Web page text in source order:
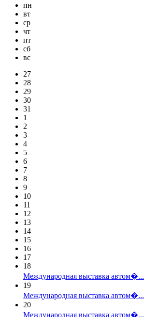
пн
вт
ср
чт
пт
сб
вс
27
28
29
30
31
1
2
3
4
5
6
7
8
9
10
11
12
13
14
15
16
17
18
Международная выставка автом�...
19
Международная выставка автом�...
20
Международная выставка автом�...